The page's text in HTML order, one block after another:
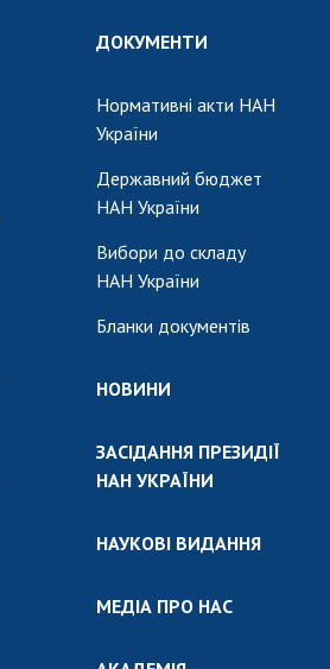
ВИДАННЯ
АКАДЕМІЯ
КОМЕНТУЄ
КОНТАКТИ
ПРОФСПІЛКА НАН
УКРАЇНИ
ДОКУМЕНТИ
Нормативні акти НАН
України
Державний бюджет
НАН України
Вибори до складу
НАН України
Бланки документів
НОВИНИ
ЗАСІДАННЯ ПРЕЗИДІЇ
НАН УКРАЇНИ
НАУКОВІ ВИДАННЯ
МЕДІА ПРО НАС